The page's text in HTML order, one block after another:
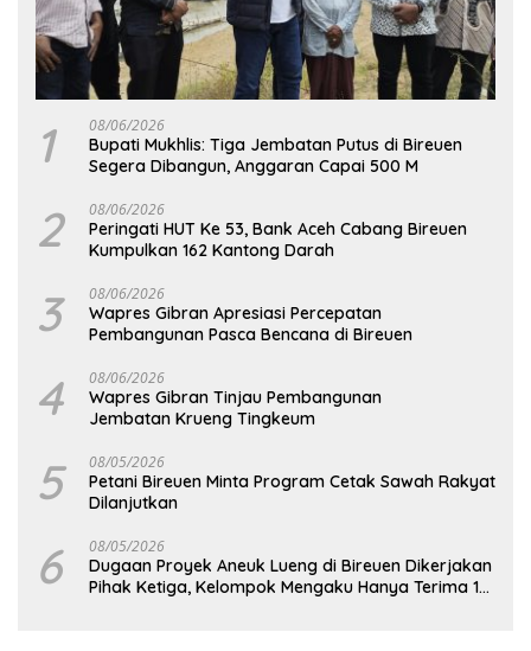
1 08/06/2026
Bupati Mukhlis: Tiga Jembatan Putus di Bireuen
Segera Dibangun, Anggaran Capai 500 M
2 08/06/2026
Peringati HUT Ke 53, Bank Aceh Cabang Bireuen
Kumpulkan 162 Kantong Darah
3 08/06/2026
Wapres Gibran Apresiasi Percepatan
Pembangunan Pasca Bencana di Bireuen
4 08/06/2026
Wapres Gibran Tinjau Pembangunan
Jembatan Krueng Tingkeum
5 08/05/2026
Petani Bireuen Minta Program Cetak Sawah Rakyat
Dilanjutkan
6 08/05/2026
Dugaan Proyek Aneuk Lueng di Bireuen Dikerjakan
Pihak Ketiga, Kelompok Mengaku Hanya Terima 10